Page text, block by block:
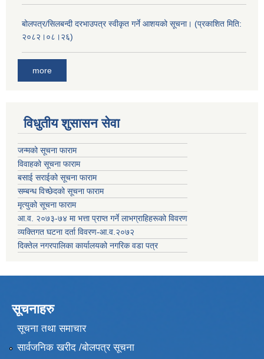
बोलपत्र/सिलबन्दी दरभाउपत्र स्वीकृत गर्ने आशयको सूचना। (प्रकाशित मिति:
२०८२।०८।२६)
more
विधुतीय शुसासन सेवा
जन्मको सूचना फाराम
विवाहको सूचना फाराम
बसाई सराईको सूचना फाराम
सम्बन्ध विच्छेदको सूचना फाराम
मृत्युको सूचना फाराम
आ.व. २०७३-७४ मा भत्ता प्राप्त गर्ने लाभग्राहिहरूको विवरण
व्यक्तिगत घटना दर्ता विवरण-आ.व.२०७२
दिक्तेल नगरपालिका कार्यालयको नगरिक वडा पत्र
सूचनाहरु
सूचना तथा समाचार
सार्वजनिक खरीद /बोलपत्र सूचना